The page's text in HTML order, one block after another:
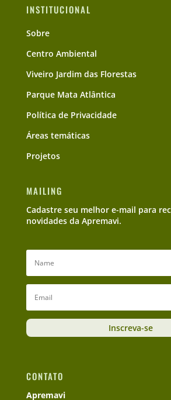
INSTITUCIONAL
Sobre
Centro Ambiental
Viveiro Jardim das Florestas
Parque Mata Atlântica
Política de Privacidade
Áreas temáticas
Projetos
MAILING
Cadastre seu melhor e-mail para
novidades da Apremavi.
Inscreva-se
CONTATO
Apremavi